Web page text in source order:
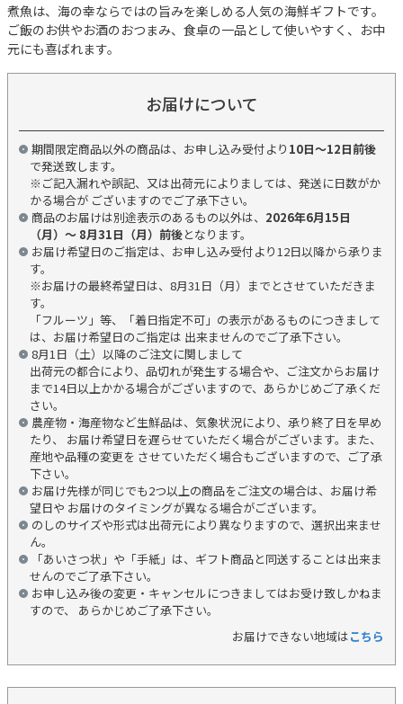
煮魚は、海の幸ならではの旨みを楽しめる人気の海鮮ギフトです。
ご飯のお供やお酒のおつまみ、食卓の一品として使いやすく、お中
元にも喜ばれます。
お届けについて
期間限定商品以外の商品は、お申し込み受付より 10日～12日前後
で発送致します。
※ご記入漏れや誤記、又は出荷元によりましては、発送に日数がか
かる場合が ございますのでご了承下さい。
商品のお届けは別途表示のあるもの以外は、 2026年6月15日
（月）～ 8月31日（月）前後となります。
お届け希望日のご指定は、お申し込み受付より12日以降から承りま
す。
※お届けの最終希望日は、8月31日（月）までとさせていただきま
す。
「フルーツ」等、「着日指定不可」の表示があるものにつきまして
は、お届け希望日のご指定は 出来ませんのでご了承下さい。
8月1日（土）以降のご注文に関しまして
出荷元の都合により、品切れが発生する場合や、ご注文からお届け
まで14日以上かかる場合がございますので、あらかじめご了承くだ
さい。
農産物・海産物など生鮮品は、気象状況により、承り終了日を早め
たり、 お届け希望日を遅らせていただく場合がございます。また、
産地や品種の変更を させていただく場合もございますので、ご了承
下さい。
お届け先様が同じでも2つ以上の商品をご注文の場合は、お届け希
望日や お届けのタイミングが異なる場合がございます。
のしのサイズや形式は出荷元により異なりますので、選択出来ませ
ん。
「あいさつ状」や「手紙」は、ギフト商品と同送することは出来ま
せんのでご了承下さい。
お申し込み後の変更・キャンセルにつきましてはお受け致しかねま
すので、 あらかじめご了承下さい。
お届けできない地域はこちら